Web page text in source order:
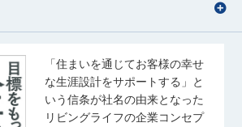
「住まいを通じてお客様の幸せ
な生涯設計をサポートする」と
いう信条が社名の由来となった
リビングライフの企業コンセプ